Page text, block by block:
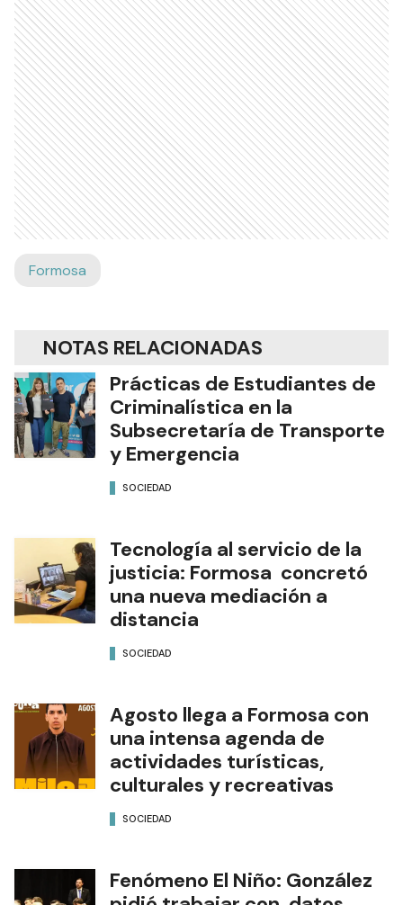
Formosa
NOTAS RELACIONADAS
Prácticas de Estudiantes de
Criminalística en la
Subsecretaría de Transporte
y Emergencia
SOCIEDAD
Tecnología al servicio de la
justicia: Formosa concretó
una nueva mediación a
distancia
SOCIEDAD
Agosto llega a Formosa con
una intensa agenda de
actividades turísticas,
culturales y recreativas
SOCIEDAD
Fenómeno El Niño: González